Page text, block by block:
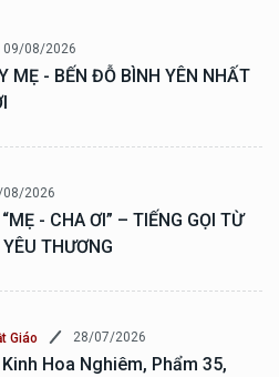
09/08/2026
MẸ - BẾN ĐỖ BÌNH YÊN NHẤT
08/2026
- CHA ƠI” – TIẾNG GỌI TỪ
THƯƠNG
Giáo 28/07/2026
Hoa Nghiêm, Phẩm 35,